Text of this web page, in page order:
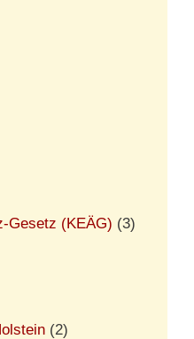
Gesetz (KEÄG) (3)
(2)